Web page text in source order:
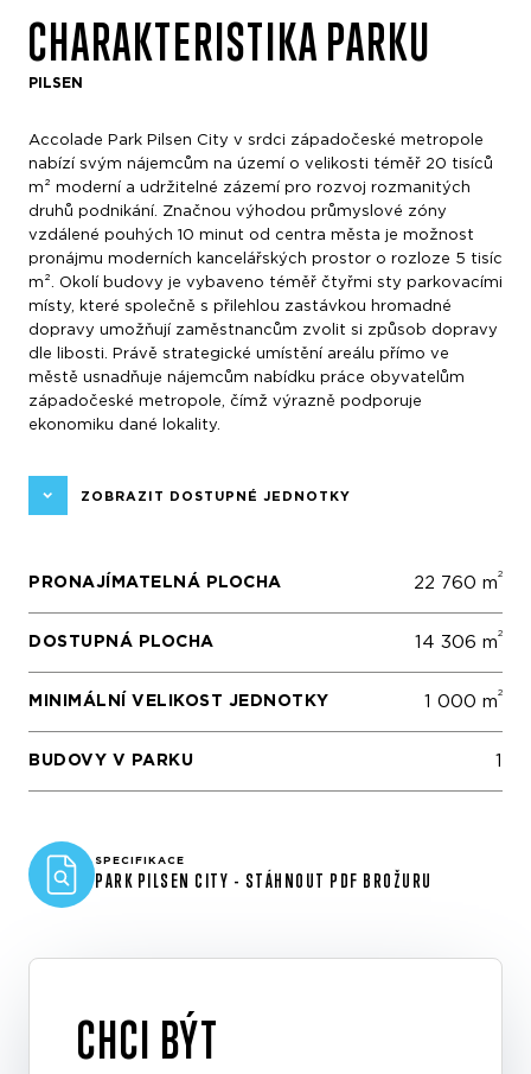
CHARAKTERISTIKA PARKU
PILSEN
Accolade Park Pilsen City v srdci západočeské metropole
nabízí svým nájemcům na území o velikosti téměř 20 tisíců
m² moderní a udržitelné zázemí pro rozvoj rozmanitých
druhů podnikání. Značnou výhodou průmyslové zóny
vzdálené pouhých 10 minut od centra města je možnost
pronájmu moderních kancelářských prostor o rozloze 5 tisíc
m². Okolí budovy je vybaveno téměř čtyřmi sty parkovacími
místy, které společně s přilehlou zastávkou hromadné
dopravy umožňují zaměstnancům zvolit si způsob dopravy
dle libosti. Právě strategické umístění areálu přímo ve
městě usnadňuje nájemcům nabídku práce obyvatelům
západočeské metropole, čímž výrazně podporuje
ekonomiku dané lokality.
ZOBRAZIT DOSTUPNÉ JEDNOTKY
PRONAJÍMATELNÁ PLOCHA 22 760 m2
DOSTUPNÁ PLOCHA 14 306 m2
MINIMÁLNÍ VELIKOST JEDNOTKY 1 000 m2
BUDOVY V PARKU 1
SPECIFIKACE
PARK PILSEN CITY - STÁHNOUT PDF BROŽURU
CHCI BÝT